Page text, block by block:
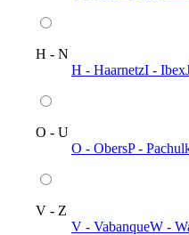
H - N
H - HaarnetzI - Ibex
O - U
O - ObersP -
V - Z
V - VabanqueW -